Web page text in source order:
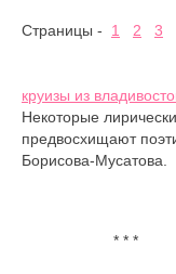
Страницы - 1 2 3
круизы из
Некоторые
предвосхищают
Борисова-Мусатова.
                    * * *